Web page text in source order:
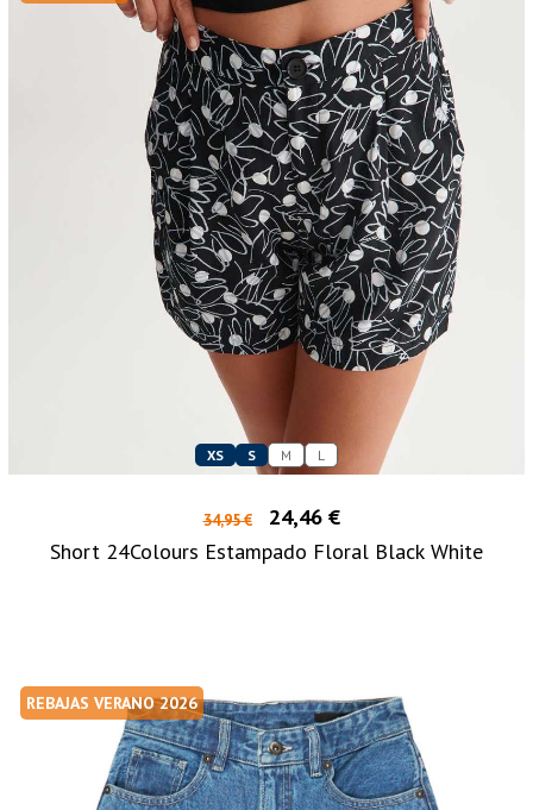
XS S M L
34,95 €
24,46 €
Short 24Colours Estampado Floral Black White
REBAJAS VERANO 2026